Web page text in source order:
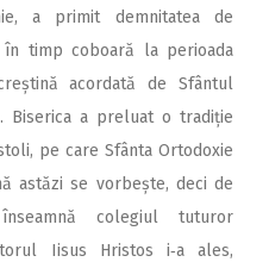
a primit demnitatea de
în timp coboară la perioada
acordată de Sfântul
Biserica a preluat o tradiție
pe care Sfânta Ortodoxie
astăzi se vorbește, deci de
colegiul tuturor
Iisus Hristos i‑a ales,